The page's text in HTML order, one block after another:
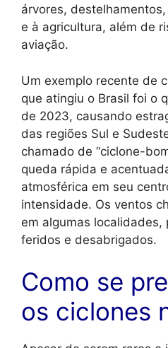
árvores,
e à agricultura, além de
aviação.
Um exemplo recente de
que atingiu o Brasil foi o
de 2023, causando
das regiões Sul e
chamado de “ciclone-
queda rápida e
atmosférica em seu
intensidade. Os ventos
em algumas localidades,
feridos e desabrigados.
Como se
os ciclones